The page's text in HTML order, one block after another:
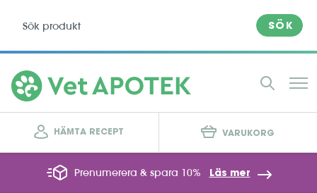
SÖK
HÄMTA RECEPT VARUKORG
Prenumerera & spara 10% Läs mer